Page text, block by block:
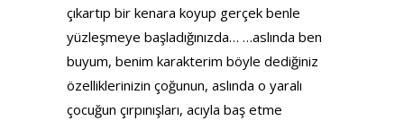
çıkartıp bir kenara koyup gerçek benle
yüzleşmeye başladığınızda… …aslında ben
buyum, benim karakterim böyle dediğiniz
özelliklerinizin çoğunun, aslında o yaralı
çocuğun çırpınışları, acıyla baş etme